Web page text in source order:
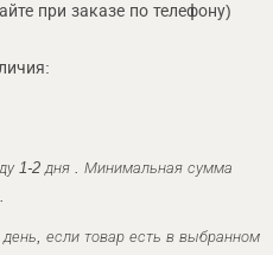
при заказе по телефону)
1-2 дня . Минимальная сумма
если товар есть в выбранном